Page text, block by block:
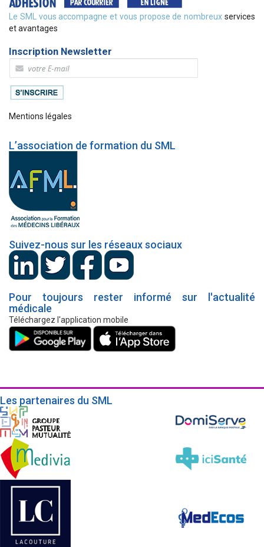
Le SML vous accompagne et vous propose de nombreux services
et avantages
Inscription Newsletter
Mentions légales
L’association de formation du SML
Suivez-nous sur les réseaux sociaux
Pour toujours rester informé sur l'actualité
médicale
Téléchargez l'application mobile
Les partenaires du SML